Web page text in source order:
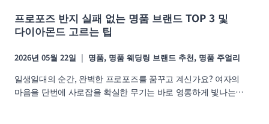
프로포즈 반지 실패 없는 명품 브랜드 TOP 3 및
다이아몬드 고르는 팁
2026년 05월 22일 명품, 명품 웨딩링 브랜드 추천, 명품 주얼리
일생일대의 순간, 완벽한 프로포즈를 꿈꾸고 계신가요? 여자의
마음을 단번에 사로잡을 확실한 무기는 바로 영롱하게 빛나는…